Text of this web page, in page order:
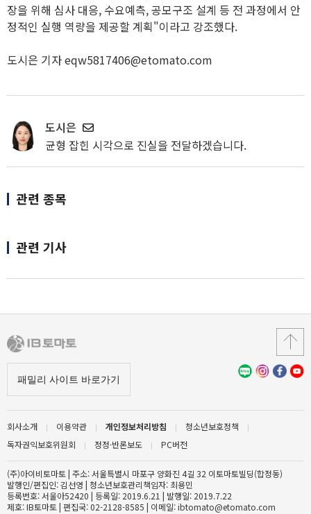
장을 위해 심사 대응, 수요예측, 공모구조 설계 등 전 과정에서 안
정적인 실행 역량을 제공할 계획"이라고 강조했다.
도시은 기자 eqw5817406@etomato.com
도시은
균형 잡힌 시각으로 진실을 전달하겠습니다.
관련 종목
관련 기사
회사소개 이용약관 개인정보처리방침
청소년보호정책
독자권익보호위원회
정정·반론보도 PC버전
(주)아이비토마토 | 주소: 서울특별시 마포구 양화진 4길 32 이토마토빌딩(합정동)
발행인/편집인: 김선영 | 청소년보호관리책임자: 최용민
등록번호: 서울아52420 | 등록일: 2019.6.21 | 발행일: 2019.7.22
제호: IB토마토 | 편집국: 02-2128-8585 | 이메일: ibtomato@etomato.com